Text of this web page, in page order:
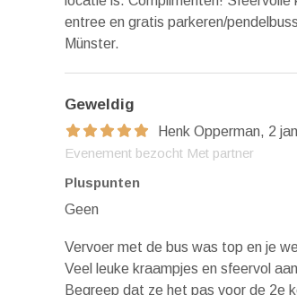
entree en gratis parkeren/
Münster.
Geweldig
Henk Opperman, 2
Evenement bezocht Met partner
Pluspunten
Geen
Vervoer met de bus was top en je
Veel leuke kraampjes en sfeervol
Begreep dat ze het pas voor de 2e